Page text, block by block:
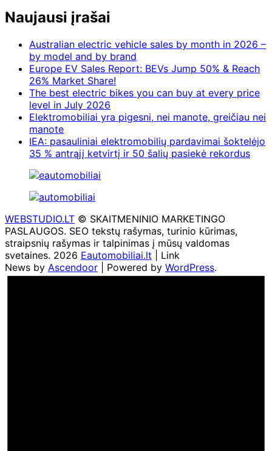
Naujausi įrašai
Australian electric vehicle sales by month in 2026 –
by model and by brand
Europe EV Sales Report: BEVs Jump 50% & Reach
26% Market Share!
The best electric bikes you can buy at every price
level in July 2026
Elektromobiliai yra pigesni, nei manote, greičiau nei
manote
IEA: pasauliniai elektromobilių pardavimai šoktelėjo
35 % antrąjį ketvirtį ir 50 šalių pasiekė rekordus
WEBSTUDIO.LT © SKAITMENINIO MARKETINGO
PASLAUGOS. SEO tekstų rašymas, turinio kūrimas,
straipsnių rašymas ir talpinimas į mūsų valdomas
svetaines. 2026 Eautomobiliai.lt | Link
News by Ascendoor | Powered by WordPress.